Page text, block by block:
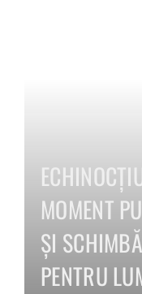
MOMENT
ȘI
PENTRU